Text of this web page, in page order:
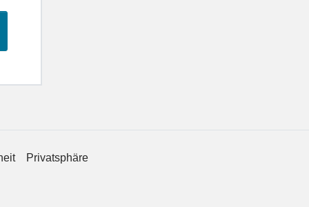
Privatsphäre